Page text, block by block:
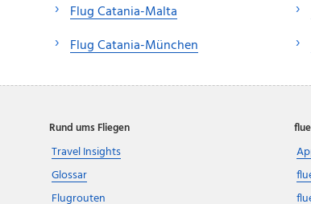
Flug Catania-Malta
Flug Catania-München